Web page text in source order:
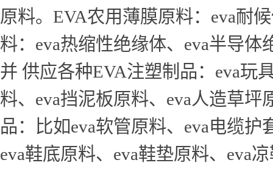
原料。EVA农用薄膜原料：eva耐
料：eva热缩性绝缘体、eva半导体
并 供应各种EVA注塑制品：eva玩
料、eva挡泥板原料、eva人造草
品：比如eva软管原料、eva电缆
eva鞋底原料、eva鞋垫原料、eva